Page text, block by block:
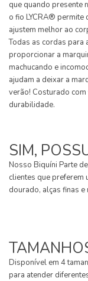
que quando presente
o fio LYCRA® permite
ajustem melhor ao
Todas as cordas para
proporcionar a
machucando e
ajudam a deixar a
verão! Costurado
durabilidade.
SIM,
Nosso Biquíni Parte
clientes que preferem
dourado, alças finas
Disponível em 4
para atender